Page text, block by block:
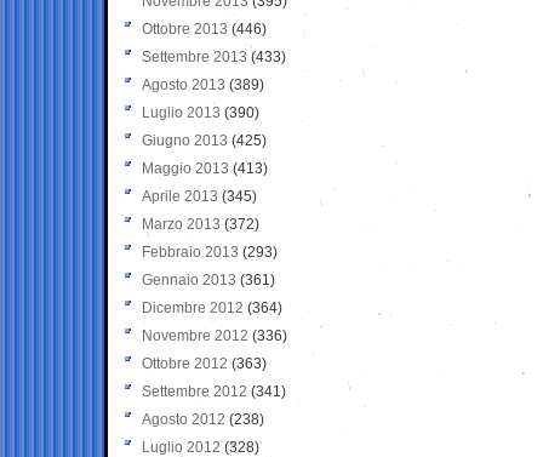
Ottobre 2013 (446)
Settembre 2013 (433)
Agosto 2013 (389)
Luglio 2013 (390)
Giugno 2013 (425)
Maggio 2013 (413)
Aprile 2013 (345)
Marzo 2013 (372)
Febbraio 2013 (293)
Gennaio 2013 (361)
Dicembre 2012 (364)
Novembre 2012 (336)
Ottobre 2012 (363)
Settembre 2012 (341)
Agosto 2012 (238)
Luglio 2012 (328)